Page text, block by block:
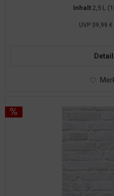
Inhalt2,5 L
UVP 39,99 €